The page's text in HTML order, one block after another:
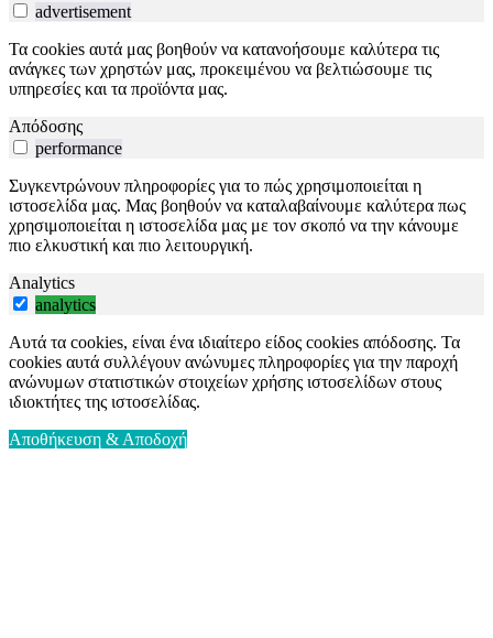
advertisement
Τα cookies αυτά μας βοηθούν να κατανοήσουμε καλύτερα τις
ανάγκες των χρηστών μας, προκειμένου να βελτιώσουμε τις
υπηρεσίες και τα προϊόντα μας.
Απόδοσης
performance
Συγκεντρώνουν πληροφορίες για το πώς χρησιμοποιείται η
ιστοσελίδα μας. Μας βοηθούν να καταλαβαίνουμε καλύτερα πως
χρησιμοποιείται η ιστοσελίδα μας με τον σκοπό να την κάνουμε
πιο ελκυστική και πιο λειτουργική.
Analytics
analytics
Αυτά τα cookies, είναι ένα ιδιαίτερο είδος cookies απόδοσης. Τα
cookies αυτά συλλέγουν ανώνυμες πληροφορίες για την παροχή
ανώνυμων στατιστικών στοιχείων χρήσης ιστοσελίδων στους
ιδιοκτήτες της ιστοσελίδας.
Αποθήκευση & Αποδοχή